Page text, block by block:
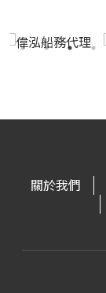
關於我們